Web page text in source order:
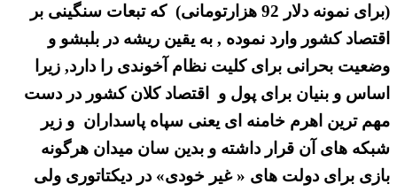
(برای نمونه دلار 92 هزارتومانی) که تبعات سنگینی بر
اقتصاد کشور وارد نموده , به یقین ریشه در بلبشو و
وضعیت بحرانی برای کلیت نظام آخوندی را دارد, زیرا
اساس و بنیان برای پول و اقتصاد کلان کشور در دست
مهم ترین اهرم خامنه ای یعنی سپاه پاسداران و زیر
شبکه های آن قرار داشته و بدین سان میدان هرگونه
بازی برای دولت های « غیر خودی» در دیکتاتوری ولی